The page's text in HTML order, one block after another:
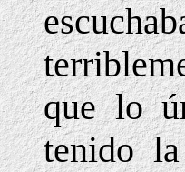
que lo
tenido